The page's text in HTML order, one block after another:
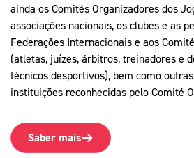
ainda os Comités Organizadores dos
associações nacionais, os clubes e as
Federações Internacionais e aos
(atletas, juízes, árbitros, treinadores e
técnicos desportivos), bem como
instituições reconhecidas pelo Comité
Saber mais